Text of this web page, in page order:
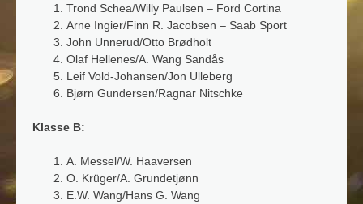
Trond Schea/Willy Paulsen – Ford Cortina
Arne Ingier/Finn R. Jacobsen – Saab Sport
John Unnerud/Otto Brødholt
Olaf Hellenes/A. Wang Sandås
Leif Vold-Johansen/Jon Ulleberg
Bjørn Gundersen/Ragnar Nitschke
Klasse B:
A. Messel/W. Haaversen
O. Krüger/A. Grundetjønn
E.W. Wang/Hans G. Wang